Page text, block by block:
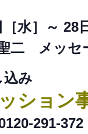
水］～ 28
二 メッセ
込み
ション
291-372